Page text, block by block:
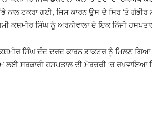
ਨਾਲ ਟਕਰਾ ਗਈ, ਜਿਸ ਕਾਰਨ ਉਸ ਦੇ ਸਿਰ ‘ਤੇ
ਕਸ਼ਮੀਰ ਸਿੰਘ ਨੂੰ ਅਰਨੀਵਾਲਾ ਦੇ ਇਕ ਨਿੱਜੀ
ਸਿੰਘ ਦੰਦ ਦਰਦ ਕਾਰਨ ਡਾਕਟਰ ਨੂੰ ਮਿਲਣ ਗਿਆ
ਸਰਕਾਰੀ ਹਸਪਤਾਲ ਦੀ ਮੋਰਚਰੀ ‘ਚ ਰਖਵਾਇਆ